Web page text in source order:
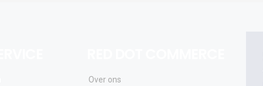
Over ons